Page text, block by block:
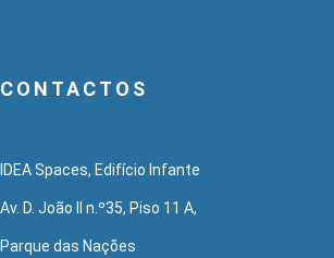
CONTACTOS
IDEA Spaces, Edifício Infante
Av. D. João II n.º35, Piso 11 A,
Parque das Nações